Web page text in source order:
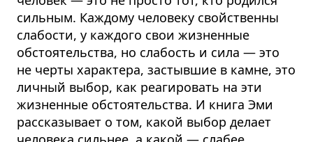
сильным. Каждому человеку свойственны
слабости, у каждого свои жизненные
обстоятельства, но слабость и сила — это
не черты характера, застывшие в камне, это
личный выбор, как реагировать на эти
жизненные обстоятельства. И книга Эми
рассказывает о том, какой выбор делает